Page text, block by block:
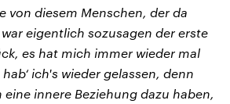
von diesem Menschen, der da
eigentlich sozusagen der erste
es hat mich immer wieder mal
ich's wieder gelassen, denn
eine innere Beziehung dazu haben,